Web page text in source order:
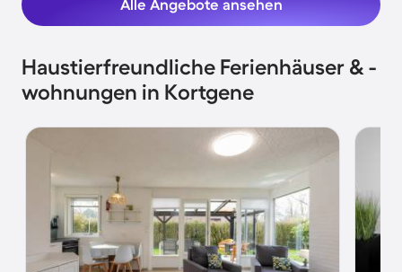
Alle Angebote ansehen
Haustierfreundliche Ferienhäuser & -
wohnungen in Kortgene